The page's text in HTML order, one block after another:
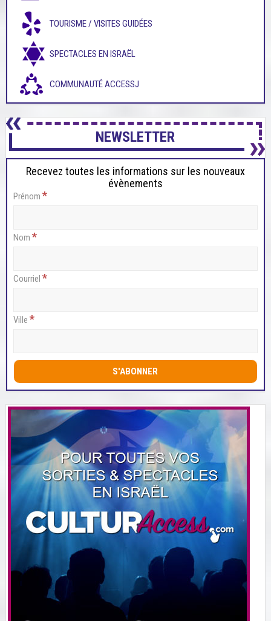
TOURISME / VISITES GUIDÉES
SPECTACLES EN ISRAËL
COMMUNAUTÉ ACCESSJ
NEWSLETTER
Recevez toutes les informations sur les nouveaux
évènements
Prénom *
Nom *
Courriel *
Ville *